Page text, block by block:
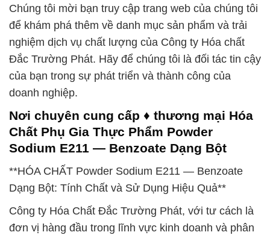
Chúng tôi mời bạn truy cập trang web của chúng tôi
để khám phá thêm về danh mục sản phẩm và trải
nghiệm dịch vụ chất lượng của Công ty Hóa chất
Đắc Trường Phát. Hãy để chúng tôi là đối tác tin cậy
của bạn trong sự phát triển và thành công của
doanh nghiệp.
Nơi chuyên cung cấp ♦ thương mại Hóa
Chất Phụ Gia Thực Phẩm Powder
Sodium E211 — Benzoate Dạng Bột
**HÓA CHẤT Powder Sodium E211 — Benzoate
Dạng Bột: Tính Chất và Sử Dụng Hiệu Quả**
Công ty Hóa Chất Đắc Trường Phát, với tư cách là
đơn vị hàng đầu trong lĩnh vực kinh doanh và phân